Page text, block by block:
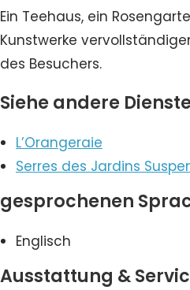
Ein Teehaus, ein
Kunstwerke
des Besuchers.
Siehe andere
L’Orangeraie
Serres des Jardins
gesprochenen
Englisch
Ausstattung &